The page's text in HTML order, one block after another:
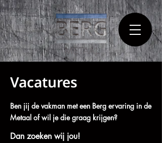
Vacatures
Ben jij de vakman met een Berg ervaring in de
Metaal of wil je die graag krijgen?
Dan zoeken wij jou!